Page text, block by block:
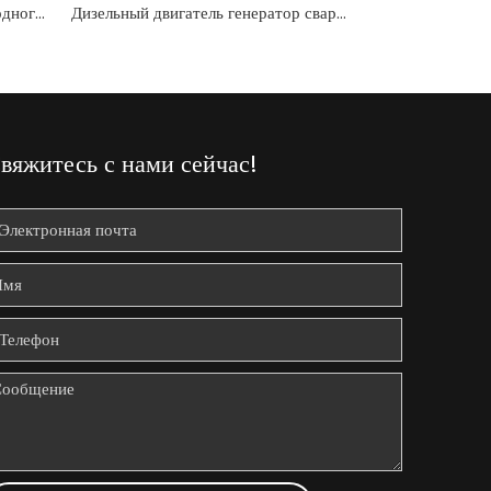
NGW-405T6/ Генератор природного газа Дизельный двигатель генератор сварщиков
с нами сейчас!